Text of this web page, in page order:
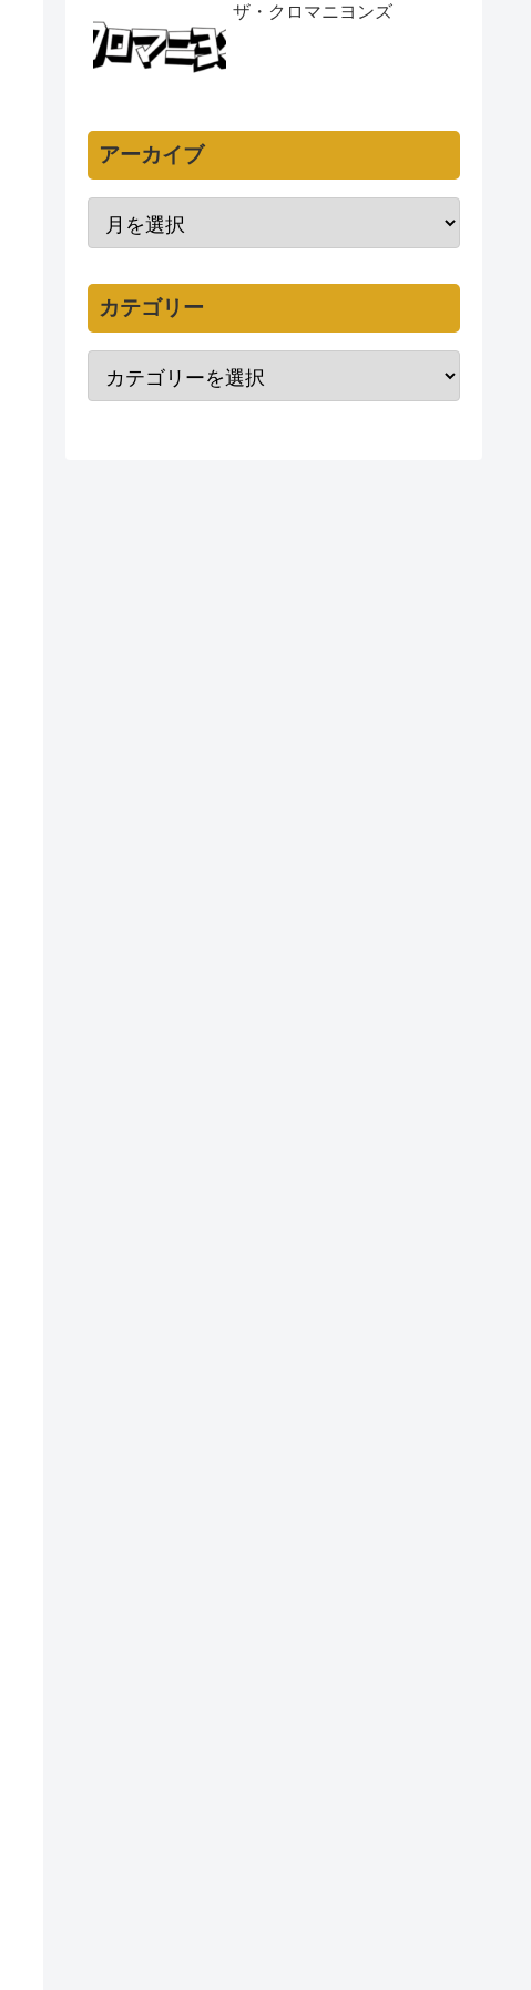
ザ・クロマニヨンズ
アーカイブ
カテゴリー